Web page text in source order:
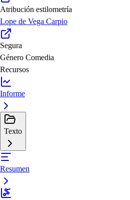
Atribución estilometría
Lope de Vega Carpio
Segura
Género Comedia
Recursos
Informe
Texto
Resumen